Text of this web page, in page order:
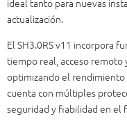
actualización.
El SH3.0RS v11 incorpora
tiempo real, acceso
optimizando el
cuenta con múltiples
seguridad y fiabilidad en el